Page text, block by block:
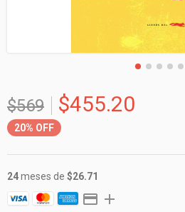
$569 $455.20
20% OFF
24meses de $26.71